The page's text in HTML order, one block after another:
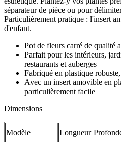
séparateur de pièce ou pour
Particulièrement pratique : l'insert
d'enfant.
Pot de fleurs carré de qualité
Parfait pour les intérieurs,
restaurants et auberges
Fabriqué en plastique
Avec un insert amovible en
particulièrement facile
Dimensions
Modèle Longueur